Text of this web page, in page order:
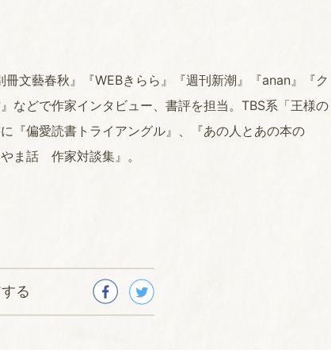
文藝春秋』『WEBきらら』『週刊新潮』『anan』『ク
などで作家インタビュー、書評を担当。TBS系「王様の
『偏愛読書トライアングル』、『あの人とあの本の
ま話 作家対談集』。
る